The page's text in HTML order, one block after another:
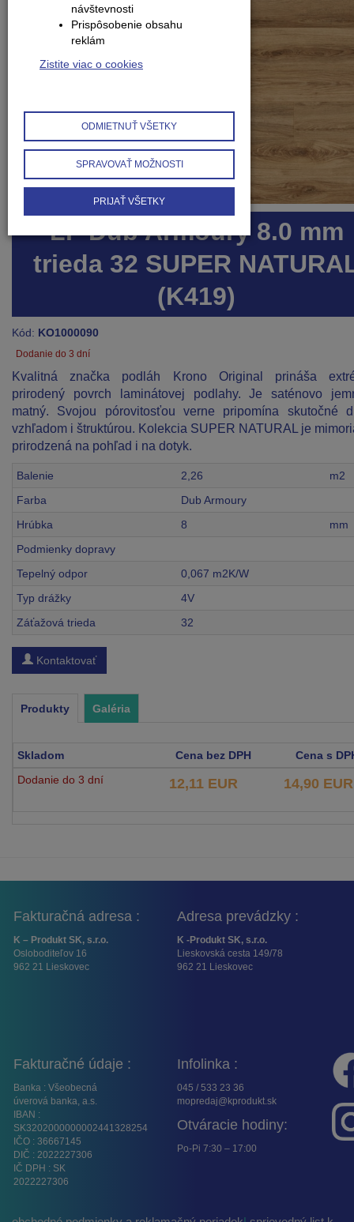
LP Dub Armoury 8.0 mm
trieda 32 SUPER
(K419)
Kód: KO1000090
Dodanie do 3 dní
Kvalitná značka podláh Krono Original prináša
prirodený povrch laminátovej podlahy. Je saténovo
matný. Svojou pórovitosťou verne pripomína skutočné
vzhľadom i štruktúrou. Kolekcia SUPER NATURAL je
prirodzená na pohľad i na dotyk.
Balenie 2,26
m2
Farba
Dub Armoury
Hrúbka
8
mm
Podmienky dopravy
Tepelný odpor
0,067 m2K/W
Typ drážky
4V
Záťažová trieda
32
Kontaktovať
Produkty Galéria
Skladom Cena bez DPH
Cena s
Dodanie do 3 dní
12,11 EUR 14,90 EUR
Fakturačná adresa :
K – Produkt SK, s.r.o.
Osloboditeľov 16
962 21 Lieskovec
Adresa prevádzky :
K -Produkt SK, s.r.o.
Lieskovská cesta 149/78
962 21 Lieskovec
Fakturačné údaje :
Banka : Všeobecná
úverová banka, a.s.
IBAN :
SK3202000000002441328254
IČO : 36667145
DIČ : 2022227306
IČ DPH : SK
2022227306
Infolinka :
045 / 533 23 36
mopredaj@kprodukt.sk
Otváracie hodiny:
Po-Pi 7:30 – 17:00
návštevnosti
Prispôsobenie obsahu
reklám
Zistite viac o cookies
ODMIETNUŤ VŠETKY
SPRAVOVAŤ MOŽNOSTI
PRIJAŤ VŠETKY